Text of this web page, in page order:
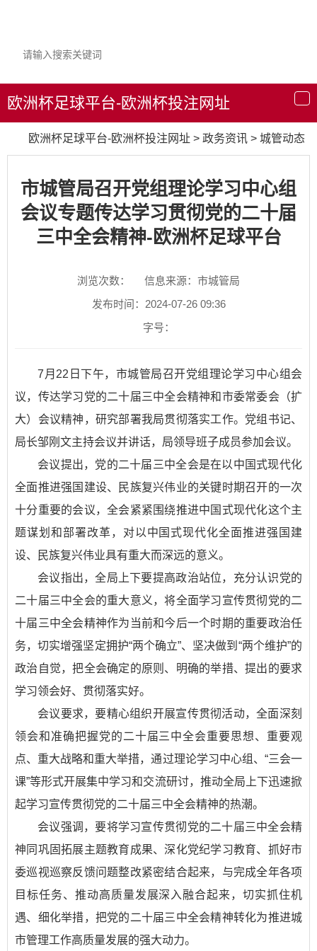
导
航
欧洲杯足球平台-欧洲杯投注网址
欧洲杯足球平台-欧洲杯投注网址 > 政务资讯 > 城管动态
市城管局召开党组理论学习中心组
会议专题传达学习贯彻党的二十届
三中全会精神-欧洲杯足球平台
浏览次数：
信息来源：市城管局
发布时间：2024-07-26 09:36
字号：
7月22日下午，市城管局召开党组理论学习中心组会
议，传达学习党的二十届三中全会精神和市委常委会（扩
大）会议精神，研究部署我局贯彻落实工作。党组书记、
局长邹刚文主持会议并讲话，局领导班子成员参加会议。
会议提出，党的二十届三中全会是在以中国式现代化
全面推进强国建设、民族复兴伟业的关键时期召开的一次
十分重要的会议，全会紧紧围绕推进中国式现代化这个主
题谋划和部署改革，对以中国式现代化全面推进强国建
设、民族复兴伟业具有重大而深远的意义。
会议指出，全局上下要提高政治站位，充分认识党的
二十届三中全会的重大意义，将全面学习宣传贯彻党的二
十届三中全会精神作为当前和今后一个时期的重要政治任
务，切实增强坚定拥护“两个确立”、坚决做到“两个维护”的
政治自觉，把全会确定的原则、明确的举措、提出的要求
学习领会好、贯彻落实好。
会议要求，要精心组织开展宣传贯彻活动，全面深刻
领会和准确把握党的二十届三中全会重要思想、重要观
点、重大战略和重大举措，通过理论学习中心组、“三会一
课”等形式开展集中学习和交流研讨，推动全局上下迅速掀
起学习宣传贯彻党的二十届三中全会精神的热潮。
会议强调，要将学习宣传贯彻党的二十届三中全会精
神同巩固拓展主题教育成果、深化党纪学习教育、抓好市
委巡视巡察反馈问题整改紧密结合起来，与完成全年各项
目标任务、推动高质量发展深入融合起来，切实抓住机
遇、细化举措，把党的二十届三中全会精神转化为推进城
市管理工作高质量发展的强大动力。